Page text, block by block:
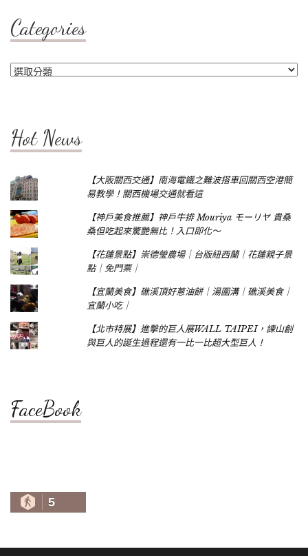
Categories
Categories
Hot News
【大阪關西交通】南海電鐵之難波搭車回關西空港簡
易教學！關西機場交通就看這
【神戶美食推薦】神戶牛排 Mouriya モーリヤ 貴桑
桑但吃起來驚艷無比！入口即化～
【花蓮景點】崇德瑩農場｜台版紐西蘭｜花蓮親子景
點｜免門票｜
【宜蘭美食】礁溪頂好蔥油餅｜湯圍溝｜礁溪美食｜
宜蘭小吃｜
【北市特展】進擊的巨人展WALL TAIPEI，諫山創
與巨人的誕生過程還有一比一比超大型巨人！
FaceBook
5